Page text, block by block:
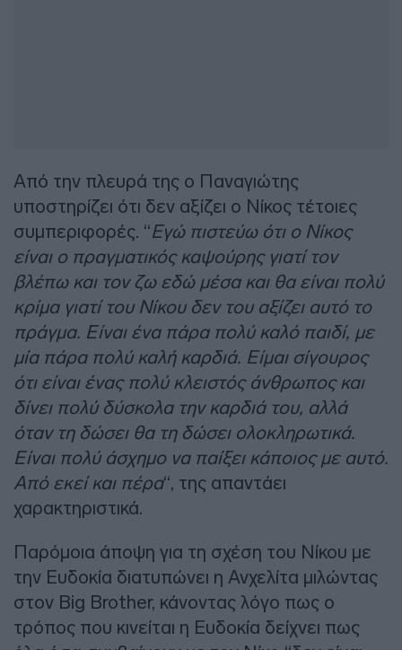
Από την πλευρά της ο Παναγιώτης
υποστηρίζει ότι δεν αξίζει ο Νίκος τέτοιες
συμπεριφορές. “Εγώ πιστεύω ότι ο Νίκος
είναι ο πραγματικός καψούρης γιατί τον
βλέπω και τον ζω εδώ μέσα και θα είναι πολύ
κρίμα γιατί του Νίκου δεν του αξίζει αυτό το
πράγμα. Είναι ένα πάρα πολύ καλό παιδί, με
μία πάρα πολύ καλή καρδιά. Είμαι σίγουρος
ότι είναι ένας πολύ κλειστός άνθρωπος και
δίνει πολύ δύσκολα την καρδιά του, αλλά
όταν τη δώσει θα τη δώσει ολοκληρωτικά.
Είναι πολύ άσχημο να παίξει κάποιος με αυτό.
Από εκεί και πέρα“, της απαντάει
χαρακτηριστικά.
Παρόμοια άποψη για τη σχέση του Νίκου με
την Ευδοκία διατυπώνει η Ανχελίτα μιλώντας
στον Big Brother, κάνοντας λόγο πως ο
τρόπος που κινείται η Ευδοκία δείχνει πως